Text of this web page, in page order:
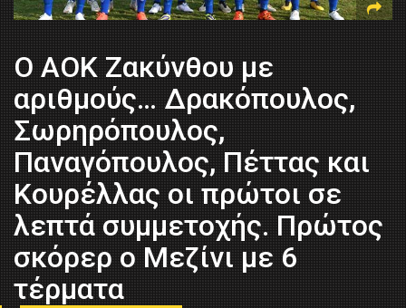
Ο ΑΟΚ Ζακύνθου με
αριθμούς… Δρακόπουλος,
Σωρηρόπουλος,
Παναγόπουλος, Πέττας και
Κουρέλλας οι πρώτοι σε
λεπτά συμμετοχής. Πρώτος
σκόρερ ο Μεζίνι με 6
τέρματα